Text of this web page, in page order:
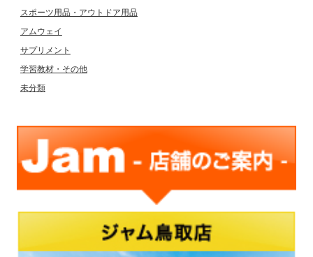
スポーツ用品・アウトドア用品
アムウェイ
サプリメント
学習教材・その他
未分類